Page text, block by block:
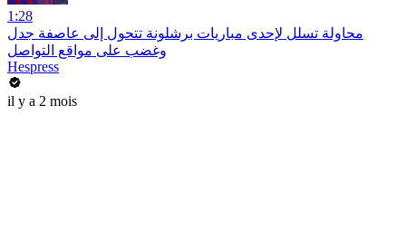
1:28
محاولة تسلل لإحدى مباريات برشلونة تتحول إلى عاصفة جدل
وغضب على مواقع التواصل
Hespress
il y a 2 mois